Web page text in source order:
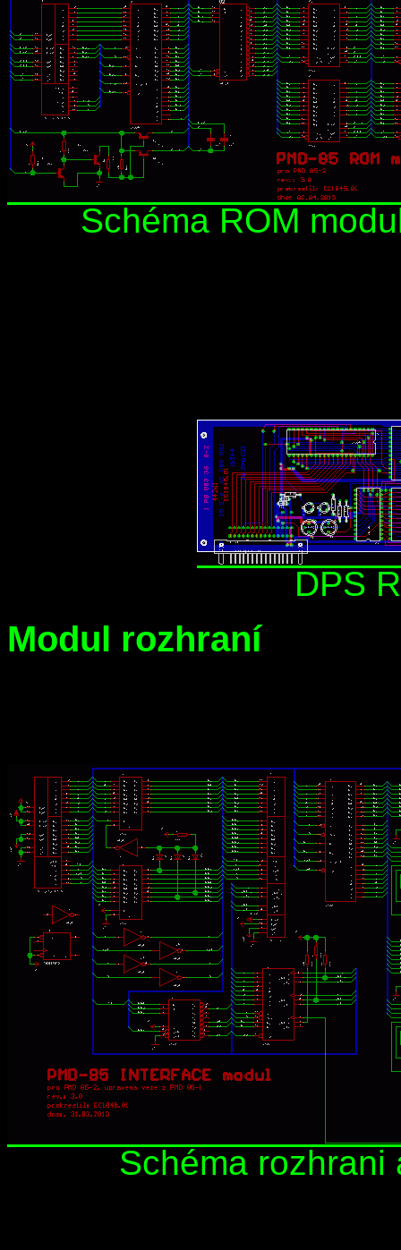
Schéma ROM
DPS
Modul rozhraní
Schéma